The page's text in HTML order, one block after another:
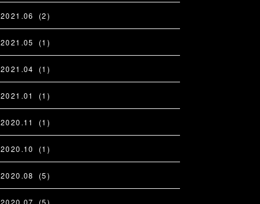
2021 .06 (2)
2021 .05 (1 )
2021 .04 (1 )
2021 .01 (1 )
2020 .11 (1 )
2020 .10 (1 )
2020 .08 (5)
2020 .07 (5)